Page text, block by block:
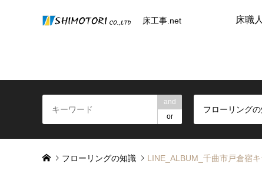
床工事.net 床職
and
or
フローリング
フローリングの知識 LINE_ALBUM_千曲市戸倉宿